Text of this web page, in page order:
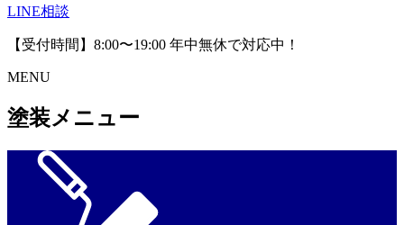
LINE相談
【受付時間】8:00〜19:00 年中無休で対応中！
MENU
塗装メニュー